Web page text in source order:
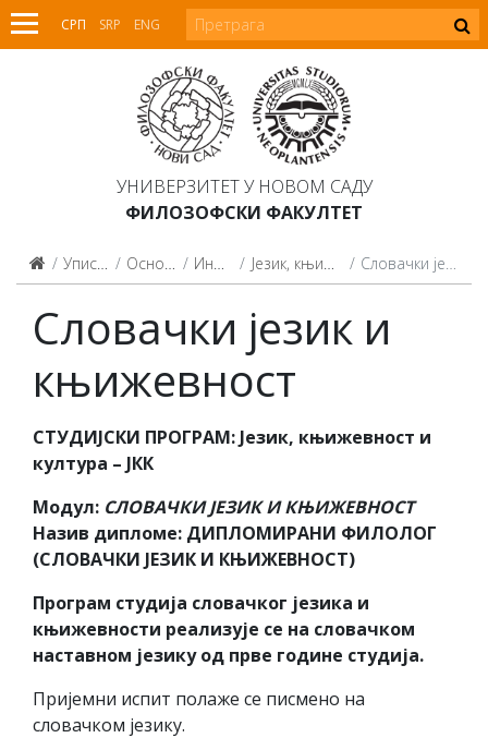
СРП SRP ENG
УНИВЕРЗИТЕТ У НОВОМ САДУ
ФИЛОЗОФСКИ ФАКУЛТЕТ
Упис на студије Основне студије Информатор Језик, књижевност и култура Словачки језик и књижевност
Словачки језик и
књижевност
СТУДИЈСКИ ПРОГРАМ: Језик, књижевност и
култура – ЈКК
Модул: СЛОВАЧКИ ЈЕЗИК И КЊИЖЕВНОСТ
Назив дипломе: ДИПЛОМИРАНИ ФИЛОЛОГ
(СЛОВАЧКИ ЈЕЗИК И КЊИЖЕВНОСТ)
Програм студија словачког језика и
књижевности реализује се на словачком
наставном језику од прве године студија.
Пријемни испит полаже се писмено на
словачком језику.